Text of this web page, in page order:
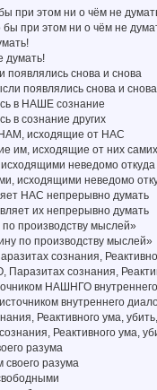
при этом ни о чём не
бы при этом ни о чём не
думать!
снова и снова
появлялись снова и снова
в НАШЕ сознание
в сознание других
исходящие от НАС
им, исходящие от них самих
неведомо откуда
исходящими неведомо
НАС непрерывно думать
их непрерывно думать
производству мыслей»
по производству мыслей»
сознания,
Паразитах сознания,
НАШНГО
внутреннего
Реактивного ума,
Реактивного ума,
разума
своего разума